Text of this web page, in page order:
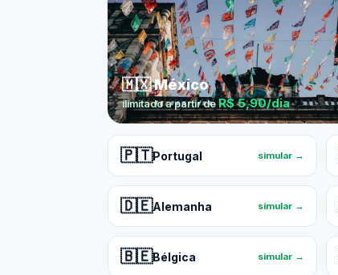
🇲🇽 México
ilimitado a partir deR$ 5,90/dia
🇵🇹Portugal simular →
🇩🇪Alemanha simular →
🇧🇪Bélgica simular →